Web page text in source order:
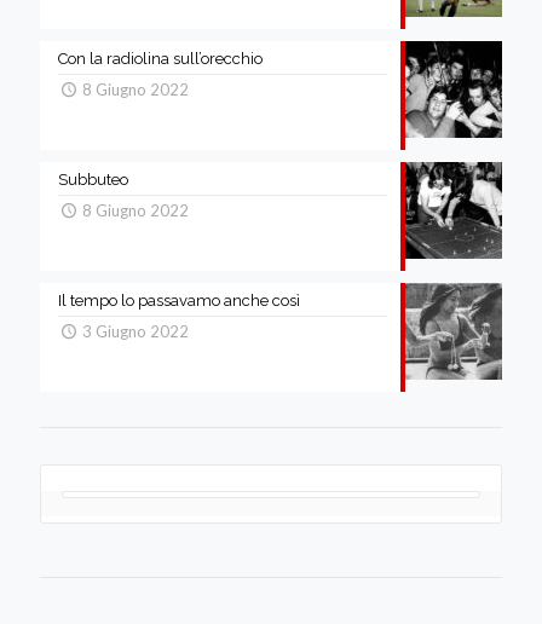
Con la radiolina sull’orecchio
8 Giugno 2022
Subbuteo
8 Giugno 2022
Il tempo lo passavamo anche così
3 Giugno 2022